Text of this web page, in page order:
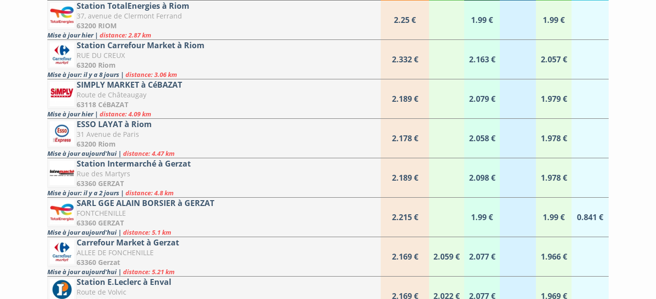
Station TotalEnergies à Riom
37, avenue de Clermont Ferrand
63200 RIOM
Mise à jour hier | distance: 2.87 km
2.25 € 1.99 € 1.99 €
Station Carrefour Market à Riom
RUE DU CREUX
63200 Riom
Mise à jour: il y a 8 jours | distance: 3.06 km
2.332 € 2.163 € 2.057 €
SIMPLY MARKET à CéBAZAT
Route de Châteaugay
63118 CéBAZAT
Mise à jour hier | distance: 4.09 km
2.189 € 2.079 € 1.979 €
ESSO LAYAT à Riom
31 Avenue de Paris
63200 Riom
Mise à jour aujourd'hui | distance: 4.47 km
2.178 € 2.058 € 1.978 €
Station Intermarché à Gerzat
Rue des Martyrs
63360 GERZAT
Mise à jour: il y a 2 jours | distance: 4.8 km
2.189 € 2.098 € 1.978 €
SARL GGE ALAIN BORSIER à GERZAT
FONTCHENILLE
63360 GERZAT
Mise à jour aujourd'hui | distance: 5.1 km
2.215 € 1.99 € 1.99 € 0.841 €
Carrefour Market à Gerzat
ALLEE DE FONCHENILLE
63360 Gerzat
Mise à jour aujourd'hui | distance: 5.21 km
2.169 € 2.059 € 2.077 € 1.966 €
Station E.Leclerc à Enval
Route de Volvic
2.169 € 2.022 € 2.077 € 1.969 €